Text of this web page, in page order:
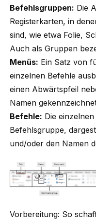
Befehlsgruppen: Die
Registerkarten, in
sind, wie etwa Folie,
Auch als Gruppen
Menüs: Ein Satz von
einzelnen Befehle
einen Abwärtspfeil
Namen
Befehle: Die
Befehlsgruppe,
und/oder den Namen
Vorbereitung: So